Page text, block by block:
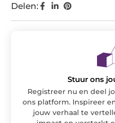
Delen:
Stuur ons
Registreer nu en deel
ons platform. Inspireer
jouw verhaal te